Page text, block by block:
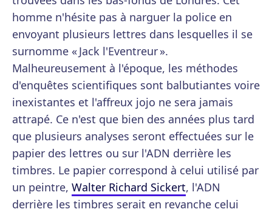
homme n'hésite pas à narguer la police en
envoyant plusieurs lettres dans lesquelles il se
surnomme « Jack l'Eventreur ».
Malheureusement à l'époque, les méthodes
d'enquêtes scientifiques sont balbutiantes voire
inexistantes et l'affreux jojo ne sera jamais
attrapé. Ce n'est que bien des années plus tard
que plusieurs analyses seront effectuées sur le
papier des lettres ou sur l'ADN derrière les
timbres. Le papier correspond à celui utilisé par
un peintre, Walter Richard Sickert, l'ADN
derrière les timbres serait en revanche celui